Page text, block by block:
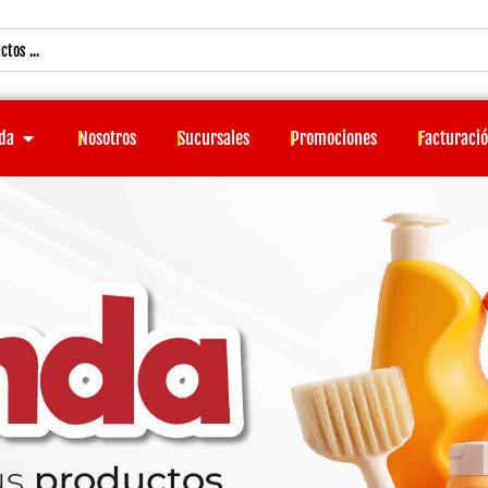
Open TiendaNosotros Sucursales Promociones